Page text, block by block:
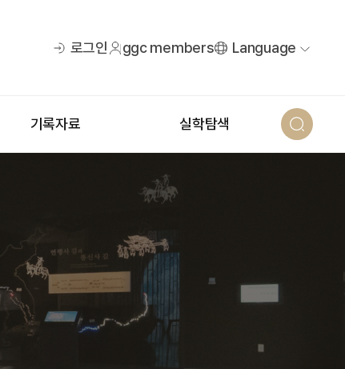
로그인 ggc members Language
기록자료 실학탐색